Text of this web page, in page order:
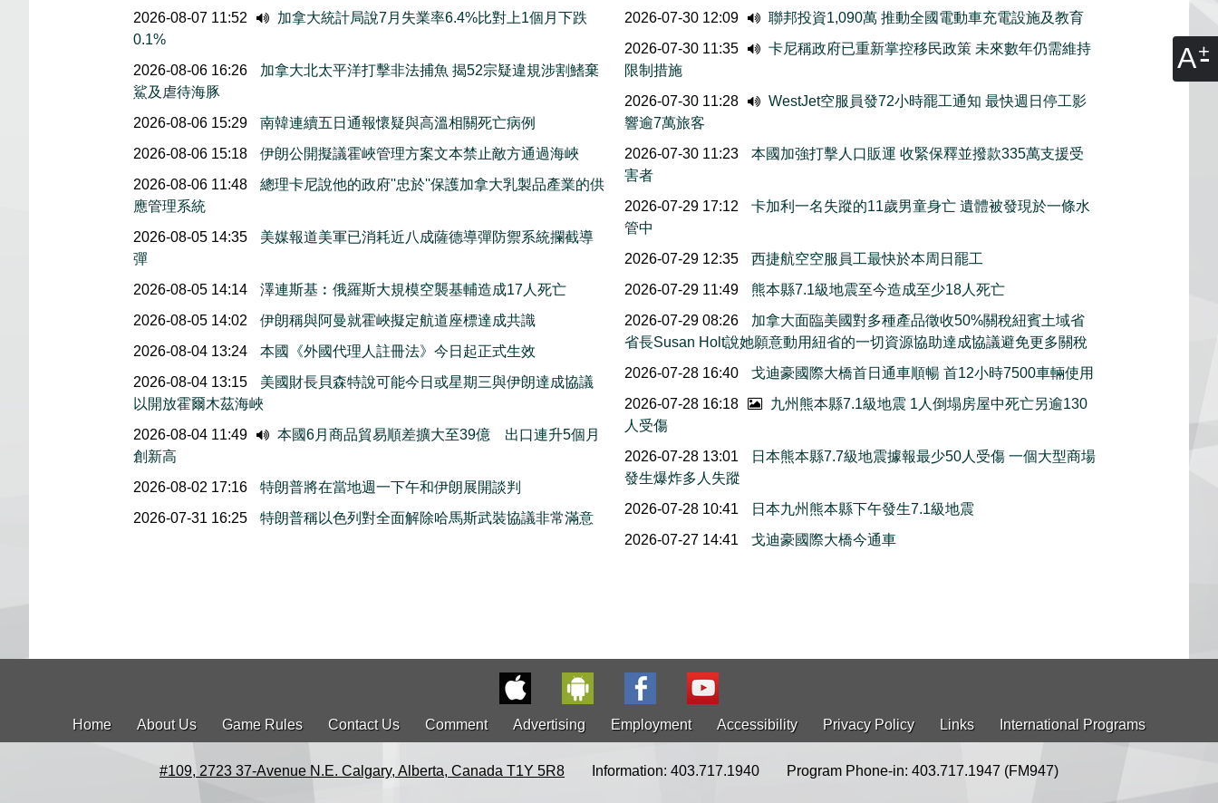
A
2026-08-07 11:52
加拿大統計局說7月失業率6.4%比對上1個月下跌
0.1%
2026-08-06 16:26
加拿大北太平洋打擊非法捕魚 揭52宗疑違規涉割鰭棄
鯊及虐待海豚
2026-08-06 15:29
南韓連續五日通報懷疑與高溫相關死亡病例
2026-08-06 15:18
伊朗公開擬議霍峽管理方案文本禁止敵方通過海峽
2026-08-06 11:48
總理卡尼說他的政府''忠於''保護加拿大乳製品產業的供
應管理系統
2026-08-05 14:35
美媒報道美軍已消耗近八成薩德導彈防禦系統攔截導
彈
2026-08-05 14:14
澤連斯基︰俄羅斯大規模空襲基輔造成17人死亡
2026-08-05 14:02
伊朗稱與阿曼就霍峽擬定航道座標達成共識
2026-08-04 13:24
本國《外國代理人註冊法》今日起正式生效
2026-08-04 13:15
美國財長貝森特說可能今日或星期三與伊朗達成協議
以開放霍爾木茲海峽
2026-08-04 11:49
本國6月商品貿易順差擴大至39億 出口連升5個月
創新高
2026-08-02 17:16
特朗普將在當地週一下午和伊朗展開談判
2026-07-31 16:25
特朗普稱以色列對全面解除哈馬斯武裝協議非常滿意
2026-07-30 12:09
聯邦投資1,090萬 推動全國電動車充電設施及教育
2026-07-30 11:35
卡尼稱政府已重新掌控移民政策 未來數年仍需維持
限制措施
2026-07-30 11:28
WestJet空服員發72小時罷工通知 最快週日停工影
響逾7萬旅客
2026-07-30 11:23
本國加強打擊人口販運 收緊保釋並撥款335萬支援受
害者
2026-07-29 17:12
卡加利一名失蹤的11歲男童身亡 遺體被發現於一條水
管中
2026-07-29 12:35
西捷航空空服員工最快於本周日罷工
2026-07-29 11:49
熊本縣7.1級地震至今造成至少18人死亡
2026-07-29 08:26
加拿大面臨美國對多種產品徵收50%關稅紐賓土域省
省長Susan Holt說她願意動用紐省的一切資源協助達成協議避免更多關稅
2026-07-28 16:40
戈迪豪國際大橋首日通車順暢 首12小時7500車輛使用
2026-07-28 16:18
九州熊本縣7.1級地震 1人倒塌房屋中死亡另逾130
人受傷
2026-07-28 13:01
日本熊本縣7.7級地震據報最少50人受傷 一個大型商場
發生爆炸多人失蹤
2026-07-28 10:41
日本九州熊本縣下午發生7.1級地震
2026-07-27 14:41
戈迪豪國際大橋今通車
Home About Us Game Rules Contact Us Comment Advertising Employment Accessibility Privacy Policy Links International Programs
#109, 2723 37-Avenue N.E. Calgary, Alberta, Canada T1Y 5R8 Information: 403.717.1940 Program Phone-in: 403.717.1947 (FM947)